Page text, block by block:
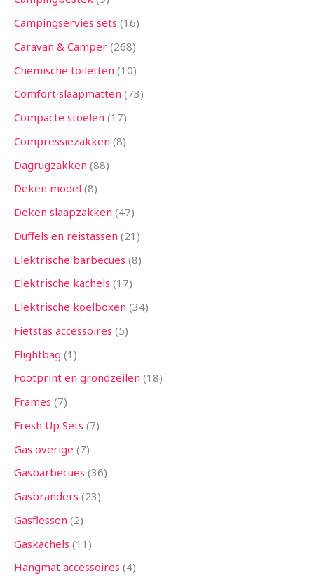
Campingservies sets 16
Caravan & Camper 268
Chemische toiletten 10
Comfort slaapmatten 73
Compacte stoelen 17
Compressiezakken 8
Dagrugzakken 88
Deken model 8
Deken slaapzakken 47
Duffels en reistassen 21
Elektrische barbecues 8
Elektrische kachels 17
Elektrische koelboxen 34
Fietstas accessoires 5
Flightbag 1
Footprint en grondzeilen 18
Frames 7
Fresh Up Sets 7
Gas overige 7
Gasbarbecues 36
Gasbranders 23
Gasflessen 2
Gaskachels 11
Hangmat accessoires 4